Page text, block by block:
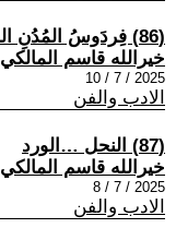
(86) فِردَوسُ المُدُنِ الشَّقِيَّةِ
خيرالله قاسم المالكي
2025 / 7 / 10
الادب والفن
(87) النحل …الورد
خيرالله قاسم المالكي
2025 / 7 / 8
الادب والفن